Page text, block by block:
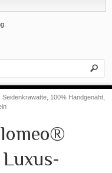
100% Handgenäht,